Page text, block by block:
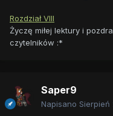
Rozdział VIII
Życzę miłej lektury i
czytelników :*
Saper9
Napisano Sierpień